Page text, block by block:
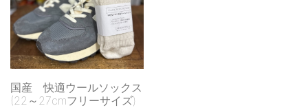
国産 快適ウールソックス
(22～27cmフリーサイズ)